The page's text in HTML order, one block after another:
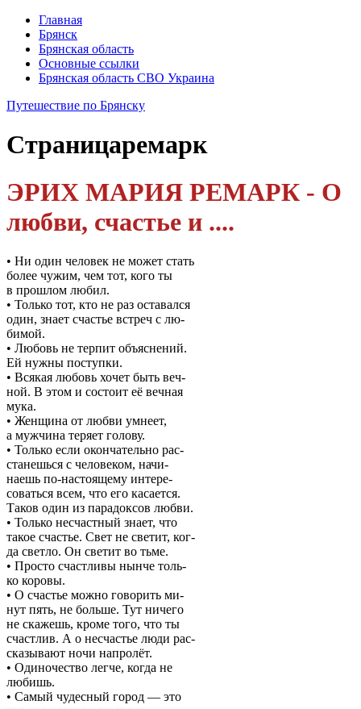
Главная
Брянск
Брянская область
Основные ссылки
Брянская область СВО Украина
Путешествие по Брянску
Страницаремарк
ЭРИХ МАРИЯ РЕМАРК - О
любви, счастье и ....
• Ни один человек не может стать
более чужим, чем тот, кого ты
в прошлом любил.
• Только тот, кто не раз оставался
один, знает счастье встреч с лю-
бимой.
• Любовь не терпит объяснений.
Ей нужны поступки.
• Всякая любовь хочет быть веч-
ной. В этом и состоит её вечная
мука.
• Женщина от любви умнеет,
а мужчина теряет голову.
• Только если окончательно рас-
станешься с человеком, начи-
наешь по-настоящему интере-
соваться всем, что его касается.
Таков один из парадоксов любви.
• Только несчастный знает, что
такое счастье. Свет не светит, ког-
да светло. Он светит во тьме.
• Просто счастливы нынче толь-
ко коровы.
• О счастье можно говорить ми-
нут пять, не больше. Тут ничего
не скажешь, кроме того, что ты
счастлив. А о несчастье люди рас-
сказывают ночи напролёт.
• Одиночество легче, когда не
любишь.
• Самый чудесный город — это